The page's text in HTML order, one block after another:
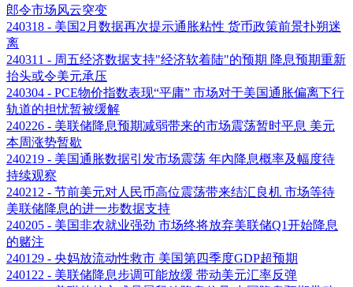
郎令市场风云突变
240318 - 美国2月数据再次提示通胀粘性 货币政策前景扑朔迷
离
240311 - 周五经济数据支持"经济软着陆"的预期 降息预期重新
抬头或令美元承压
240304 - PCE物价指数表现“平庸” 市场对于美国通胀偏离下行
轨道的担忧暂被缓解
240226 - 美联储降息预期减弱带来的市场震荡暂时平息 美元
本周涨势暂歇
240219 - 美国通胀数据引发市场震荡 年內降息概率及幅度待
持续观察
240212 - 节前美元对人民币高位震荡带来结汇良机 市场等待
美联储降息的进一步数据支持
240205 - 美国非农就业强劲 市场终将放弃美联储Q1开始降息
的赌注
240129 - 央妈放流动性救市 美国第四季度GDP超预期
240122 - 美联储降息步调可能放缓 带动美元汇率反弹